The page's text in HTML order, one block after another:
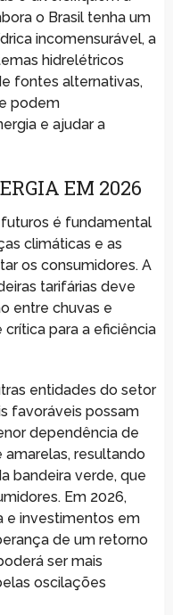
o Brasil tenha um
incomensurável, a
hidrelétricos
fontes alternativas,
podem
e ajudar a
EM 2026
é fundamental
climáticas e as
os consumidores. A
tarifárias deve
entre chuvas e
para a eficiência
entidades do setor
favoráveis possam
dependência de
resultando
bandeira verde, que
Em 2026,
e investimentos em
de um retorno
ser mais
oscilações